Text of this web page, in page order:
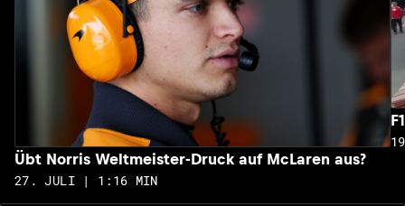
Übt Norris Weltmeister-Druck auf McLaren aus?
27. JULI | 1:16 MIN